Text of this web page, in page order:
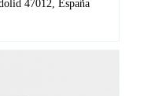
47012, España